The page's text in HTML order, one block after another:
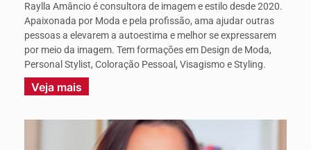
Raylla Amâncio é consultora de imagem e estilo desde 2020.
Apaixonada por Moda e pela profissão, ama ajudar outras
pessoas a elevarem a autoestima e melhor se expressarem
por meio da imagem. Tem formações em Design de Moda,
Personal Stylist, Coloração Pessoal, Visagismo e Styling.
Veja mais